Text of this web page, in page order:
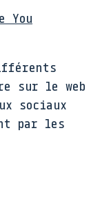
You
sur le web
sociaux
par les